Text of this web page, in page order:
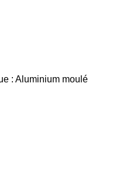
: Aluminium moulé